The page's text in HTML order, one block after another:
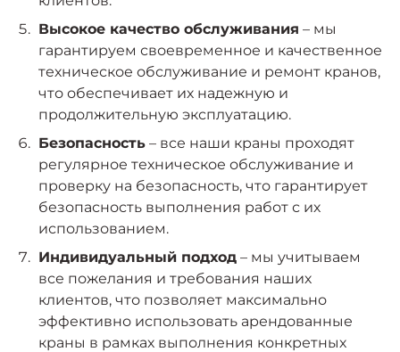
Высокое качество обслуживания – мы
гарантируем своевременное и качественное
техническое обслуживание и ремонт кранов,
что обеспечивает их надежную и
продолжительную эксплуатацию.
Безопасность– все наши краны проходят
регулярное техническое обслуживание и
проверку на безопасность, что гарантирует
безопасность выполнения работ с их
использованием.
Индивидуальный подход– мы учитываем
все пожелания и требования наших
клиентов, что позволяет максимально
эффективно использовать арендованные
краны в рамках выполнения конкретных